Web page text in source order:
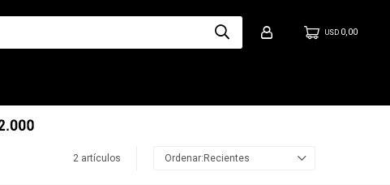
USD 0,00
2 artículos Recientes